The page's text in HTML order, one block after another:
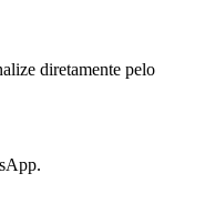
diretamente pelo